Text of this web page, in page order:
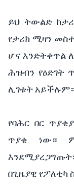
ይህ ትውልድ
የታሪክ ሚዛን
ሆና እንድትቀጥል
ሕዝብን የዕድገት
ሊገቱት
የባሕር በር
ጥያቄ ነው።
በጊዜያዊ